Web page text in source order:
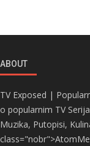
ABOUT
TV Exposed |
o popularnim TV
Muzika, Putopisi,